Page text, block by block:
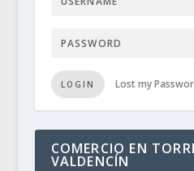
LOGIN Lost my
COMERCIO EN
VALDENCÍN